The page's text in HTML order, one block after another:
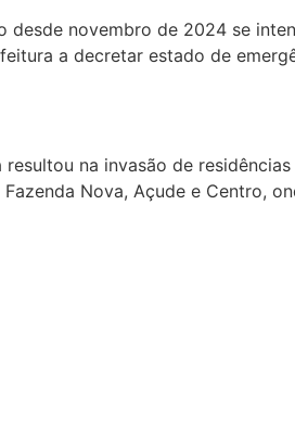
novembro de 2024 se
a decretar estado de
na invasão de
Nova, Açude e Centro,